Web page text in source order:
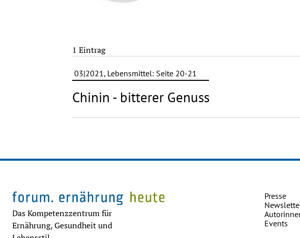
1 Eintrag
03|2021, Lebensmittel: Seite 20-21
Chinin - bitterer Genuss
Das Kompetenzzentrum für
Ernährung, Gesundheit und
Presse
Events